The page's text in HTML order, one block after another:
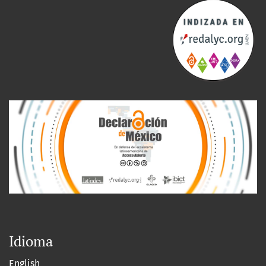
Idioma
English